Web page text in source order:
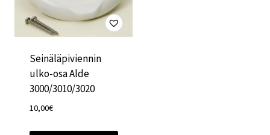
Seinäläpiviennin
ulko-osa Alde
3000/3010/3020
10,00€